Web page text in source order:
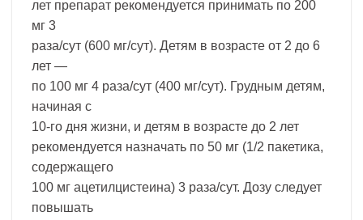
лет препарат рекомендуется принимать по 200
мг 3
раза/сут (600 мг/сут). Детям в возрасте от 2 до 6
лет —
по 100 мг 4 раза/сут (400 мг/сут). Грудным детям,
начиная с
10-го дня жизни, и детям в возрасте до 2 лет
рекомендуется назначать по 50 мг (1/2 пакетика,
содержащего
100 мг ацетилцистеина) 3 раза/сут. Дозу следует
повышать